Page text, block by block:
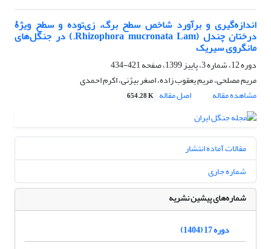
اندازه‌گیری و برآورد شاخص سطح برگ، زی‌توده و سطح ویژۀ
درختان چندل (Rhizophora mucronata Lam.) در جنگل‌های
مانگروی سیریک
دوره 12، شماره 3، پاییز 1399، صفحه
421-434
مریم مصلحی، مریم یعقوب زاده، اصغر بیژنی، اکرم احمدی
مشاهده مقاله
اصل مقاله 654.28 K
مقالات آماده انتشار
شماره جاری
شماره‌های پیشین نشریه
دوره 17 (1404)